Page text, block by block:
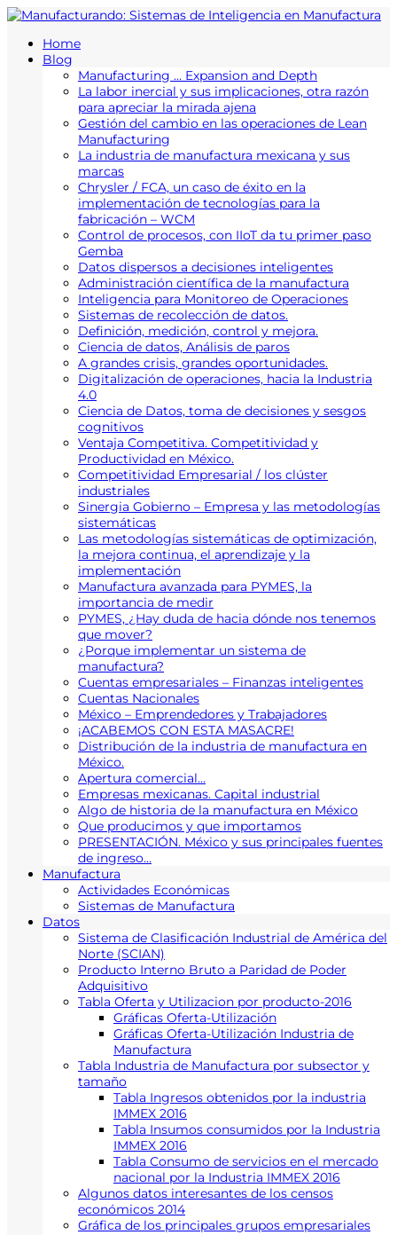
Home
Blog
Manufacturing … Expansion and Depth
La labor inercial y sus implicaciones, otra razón
para apreciar la mirada ajena
Gestión del cambio en las operaciones de Lean
Manufacturing
La industria de manufactura mexicana y sus
marcas
Chrysler / FCA, un caso de éxito en la
implementación de tecnologías para la
fabricación – WCM
Control de procesos, con IIoT da tu primer paso
Gemba
Datos dispersos a decisiones inteligentes
Administración científica de la manufactura
Inteligencia para Monitoreo de Operaciones
Sistemas de recolección de datos.
Definición, medición, control y mejora.
Ciencia de datos, Análisis de paros
A grandes crisis, grandes oportunidades.
Digitalización de operaciones, hacia la Industria
4.0
Ciencia de Datos, toma de decisiones y sesgos
cognitivos
Ventaja Competitiva. Competitividad y
Productividad en México.
Competitividad Empresarial / los clúster
industriales
Sinergia Gobierno – Empresa y las metodologías
sistemáticas
Las metodologías sistemáticas de optimización,
la mejora continua, el aprendizaje y la
implementación
Manufactura avanzada para PYMES, la
importancia de medir
PYMES, ¿Hay duda de hacia dónde nos tenemos
que mover?
¿Porque implementar un sistema de
manufactura?
Cuentas empresariales – Finanzas inteligentes
Cuentas Nacionales
México – Emprendedores y Trabajadores
¡ACABEMOS CON ESTA MASACRE!
Distribución de la industria de manufactura en
México.
Apertura comercial…
Empresas mexicanas. Capital industrial
Algo de historia de la manufactura en México
Que producimos y que importamos
PRESENTACIÓN. México y sus principales fuentes
de ingreso…
Manufactura
Actividades Económicas
Sistemas de Manufactura
Datos
Sistema de Clasificación Industrial de América del
Norte (SCIAN)
Producto Interno Bruto a Paridad de Poder
Adquisitivo
Tabla Oferta y Utilizacion por producto-2016
Gráficas Oferta-Utilización
Gráficas Oferta-Utilización Industria de
Manufactura
Tabla Industria de Manufactura por subsector y
tamaño
Tabla Ingresos obtenidos por la industria
IMMEX 2016
Tabla Insumos consumidos por la Industria
IMMEX 2016
Tabla Consumo de servicios en el mercado
nacional por la Industria IMMEX 2016
Algunos datos interesantes de los censos
económicos 2014
Gráfica de los principales grupos empresariales